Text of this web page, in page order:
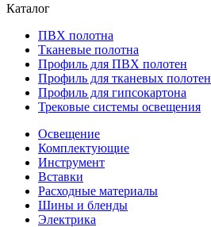
Каталог
ПВХ полотна
Тканевые полотна
Профиль для ПВХ полотен
Профиль для тканевых полотен
Профиль для гипсокартона
Трековые системы освещения
Освещение
Комплектующие
Инструмент
Вставки
Расходные материалы
Шины и бленды
Электрика